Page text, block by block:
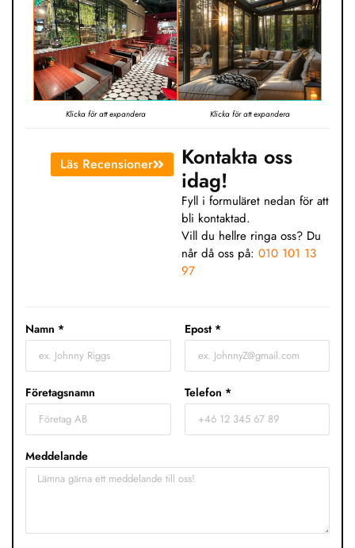
Klicka för att expandera Klicka för att expandera
Kontakta oss
idag!
Fyll i formuläret nedan för att
bli kontaktad.
Vill du hellre ringa oss? Du
når då oss på:010 101 13
97
Läs Recensioner
Namn * Epost *
Företagsnamn Telefon *
Meddelande